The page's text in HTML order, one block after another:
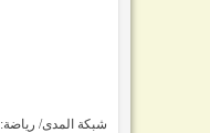
شبكة المدى/ رياضة: